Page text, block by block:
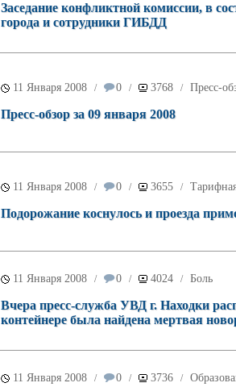
Заседание конфликтной комиссии, в
города и сотрудники ГИБДД
11 Января 2008 / 0 / 3768 / Пресс-
Пресс-обзор за 09 января 2008
11 Января 2008 / 0 / 3655 /
Подорожание коснулось и проезда
11 Января 2008 / 0 / 4024 / Боль
Вчера пресс-служба УВД г. Находки
контейнере была найдена мертвая
11 Января 2008 / 0 / 3736 /